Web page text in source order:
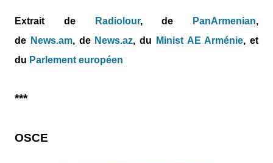
Extrait de Radiolour, de PanArmenian,
de News.am,de News.az, du Minist AE Arménie, et
du Parlement européen
***
OSCE